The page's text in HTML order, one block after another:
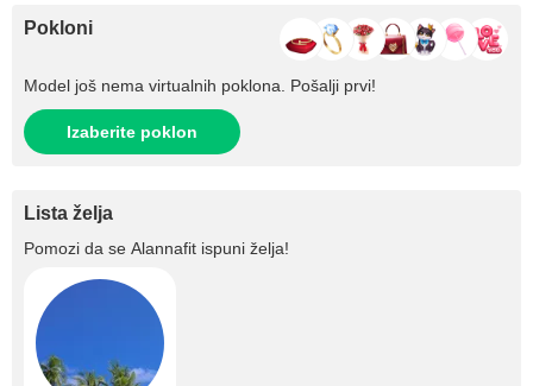
Pokloni
Model još nema virtualnih poklona. Pošalji prvi!
Izaberite poklon
Lista želja
Pomozi da se Alannafit ispuni želja!